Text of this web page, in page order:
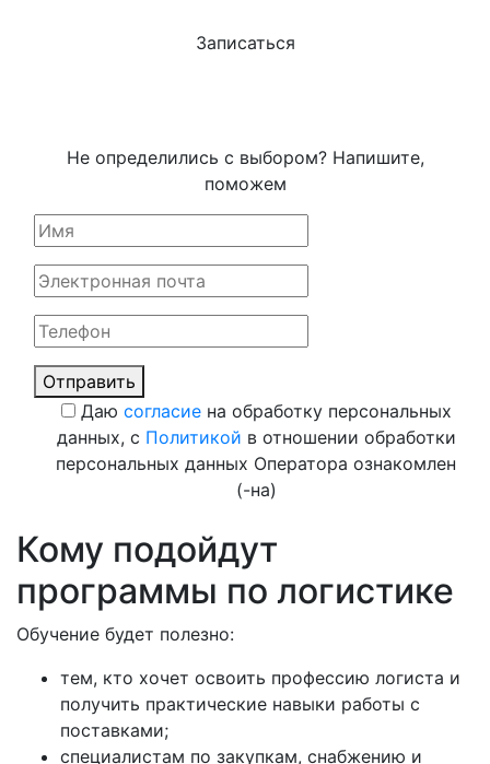
Записаться
Не определились с выбором? Напишите,
поможем
Отправить
Даю согласиена обработку персональных
данных, с Политикой в отношении обработки
персональных данных Оператора ознакомлен
(-на)
Кому подойдут
программы по логистике
Обучение будет полезно:
тем, кто хочет освоить профессию логиста и
получить практические навыки работы с
поставками;
специалистам по закупкам, снабжению и